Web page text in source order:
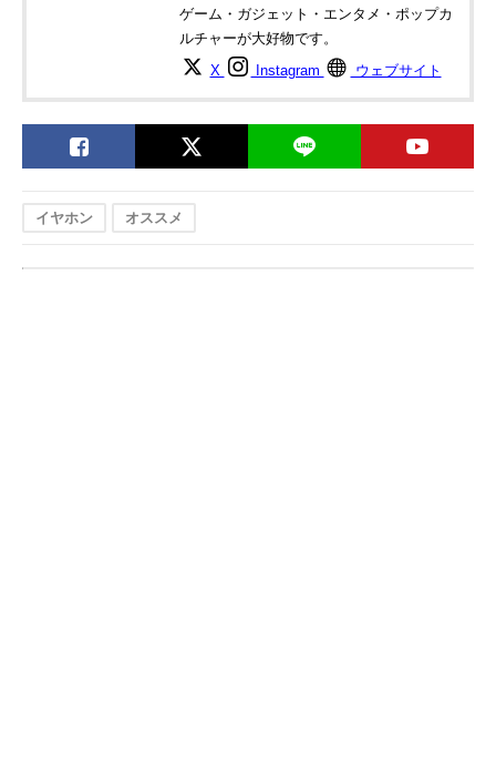
ゲーム・ガジェット・エンタメ・ポップカ
ルチャーが大好物です。
X Instagram ウェブサイト
イヤホン オススメ